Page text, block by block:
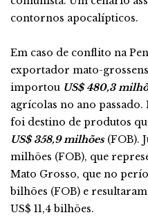
contornos apocalípticos.
Em caso de conflito na
exportador mato-
importou US$ 480,3
agrícolas no ano
foi destino de produtos
US$ 358,9 milhões (FOB).
milhões (FOB), que
Mato Grosso, que no
bilhões (FOB) e
US$ 11,4 bilhões.